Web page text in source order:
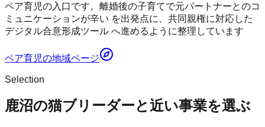
ペア育児の入口です。離婚後の子育てで元パートナーとのコ
ミュニケーションが辛い を出発点に、共同親権に対応した
デジタル合意形成ツール へ進めるように整理しています
ペア育児の地域ページ
Selection
鹿沼の猫ブリーダーと近い事業を選ぶ